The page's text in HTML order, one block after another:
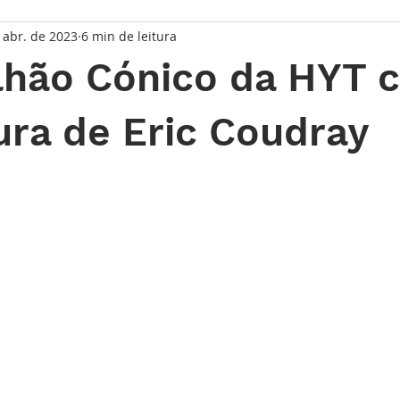
Principal Série Solares
Cónico da HYT
de Eric Coudray
abr. de 2023 6 min de leitura
5 estrelas.